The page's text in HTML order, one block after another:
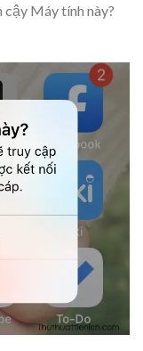
cậy Máy tính này?